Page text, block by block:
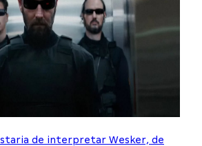
de interpretar Wesker, de